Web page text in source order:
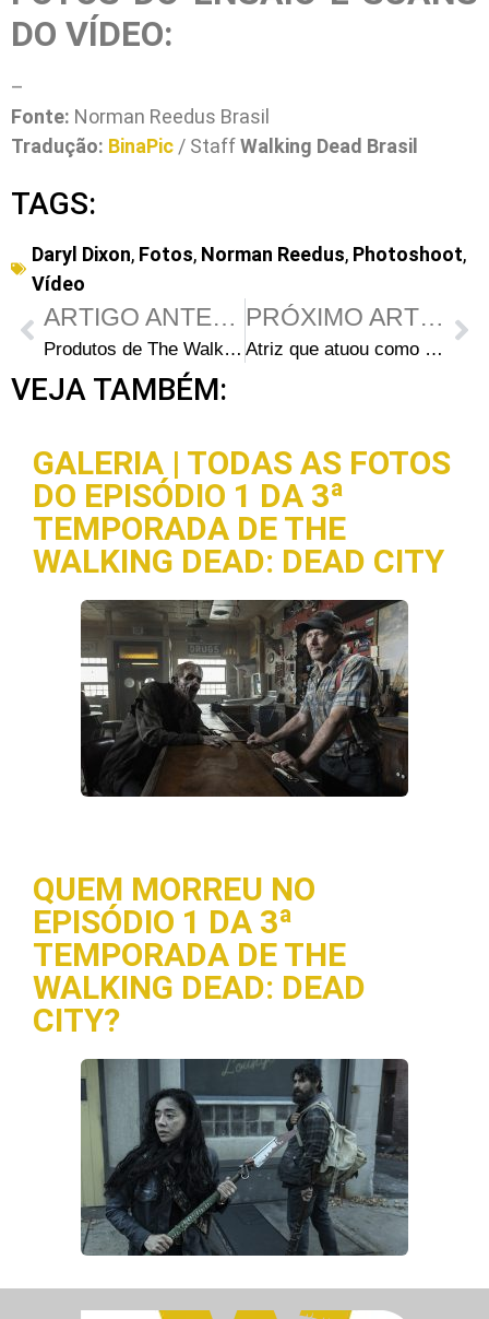
DO VÍDEO:
–
Fonte: Norman Reedus Brasil
Tradução: BinaPic / StaffWalking Dead Brasil
TAGS:
Daryl Dixon, Fotos, Norman Reedus, Photoshoot,
Vídeo
ARTIGO ANTERIOR
Produtos de The Walking Dead com super descontos na Black Friday
PRÓXIMO ARTIGO
Atriz que atuou como zumbi em The Walking Dead fecha acordo judicial sobre o caso Obama e cartas envenenadas
VEJA TAMBÉM:
GALERIA | TODAS AS FOTOS
DO EPISÓDIO 1 DA 3ª
TEMPORADA DE THE
WALKING DEAD: DEAD CITY
QUEM MORREU NO
EPISÓDIO 1 DA 3ª
TEMPORADA DE THE
WALKING DEAD: DEAD
CITY?